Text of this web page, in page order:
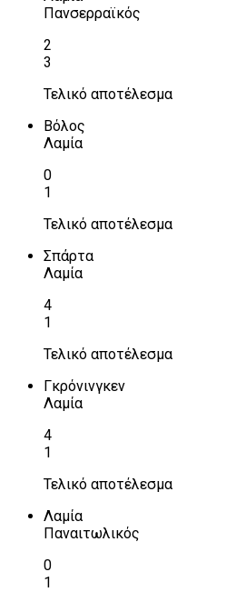
Πανσερραϊκός
2
3
Τελικό αποτέλεσμα
Βόλος
Λαμία
0
1
Τελικό αποτέλεσμα
Σπάρτα
Λαμία
4
1
Τελικό αποτέλεσμα
Γκρόνινγκεν
Λαμία
4
1
Τελικό αποτέλεσμα
Λαμία
Παναιτωλικός
0
1